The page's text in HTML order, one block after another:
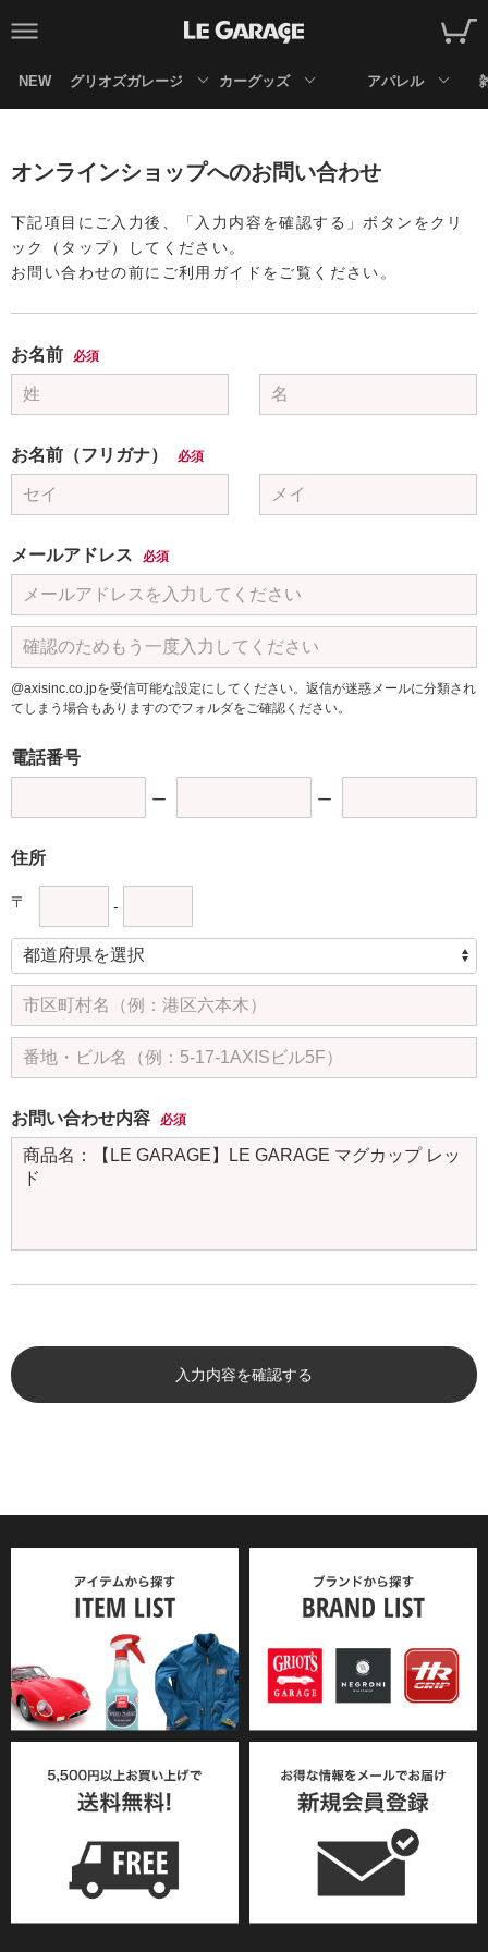
NEW グリオズガレージ カーグッズ アパレル
オンラインショップへのお問い合わせ
下記項目にご入力後、「入力内容を確認する」ボタンをクリ
ック（タップ）してください。
お問い合わせの前にご利用ガイドをご覧ください。
お名前 必須
お名前（フリガナ） 必須
メールアドレス 必須
@axisinc.co.jpを受信可能な設定にしてください。返信が迷惑メールに分類され
てしまう場合もありますのでフォルダをご確認ください。
電話番号
住所
〒 -
お問い合わせ内容 必須
入力内容を確認する